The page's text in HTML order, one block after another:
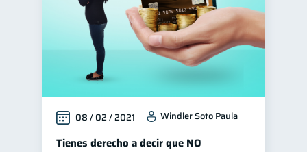
08 / 02 / 2021 Windler Soto Paula
Tienes derecho a decir que NO